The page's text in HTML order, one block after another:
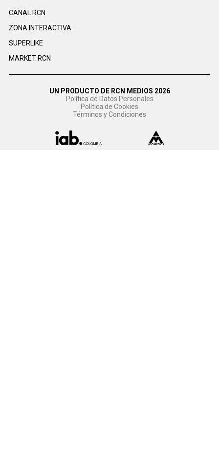
CANAL RCN
ZONA INTERACTIVA
SUPERLIKE
MARKET RCN
UN PRODUCTO DE RCN MEDIOS 2026
Política de Datos Personales
Política de Cookies
Términos y Condiciones